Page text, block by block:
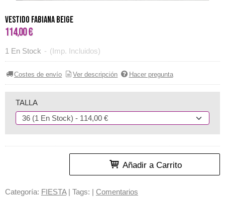
VESTIDO FABIANA BEIGE
114,00 €
1 En Stock - (Imp. Incluidos)
Costes de envío Ver descripción Hacer pregunta
TALLA
Añadir a Carrito
Categoría: FIESTA| Tags: | Comentarios